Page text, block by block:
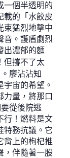
一個半透明的
載的「水餃皮
束猛烈地擊中
音。護盾劇烈
出濃郁的麵
但撐不了太
廖沾沾知
宙的希望。
力量，將那口
從後院逃
行！燃料是文
特務抗議。它
背上的枸杞推
，伴隨著一股